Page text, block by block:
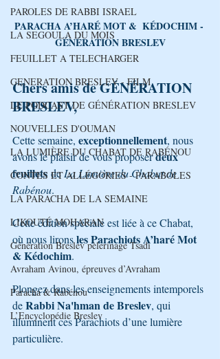
PAROLES DE RABBI ISRAEL
LA SEGOULA DU MOIS
FEUILLET A TELECHARGER
GENERATION BRESLEV - FILM
LE PODCAST DE GÉNÉRATION BRESLEV
NOUVELLES D'OUMAN
LA LUMIÈRE DU CHABAT DE RABÉNOU
CONTES ET ALLÉGORIES - PARABOLES
LA PARACHA DE LA SEMAINE
LIKOUTÉ MOHARAN
Génération Breslev pèlerinage Tsadi
Avraham Avinou, épreuves d’Avraham
Paracha & Rabénou
L’Encyclopédie Breslev
PARACHA A’HARÉ MOT &  KÉDOCHIM -
GÉNÉRATION BRESLEV
Chers amis de GÉNÉRATION
BRESLEV,
Cette semaine, exceptionnellement, nous
avons le plaisir de vous proposer deux
feuillets de La Lumière du Chabat de
Rabénou.
Cette édition spéciale est liée à ce Chabat,
où nous lirons les Parachiots A’haré Mot
& Kédochim.
Plongez dans les enseignements intemporels
de Rabbi Na'hman de Breslev, qui
illuminent ces Parachiots d’une lumière
particulière.